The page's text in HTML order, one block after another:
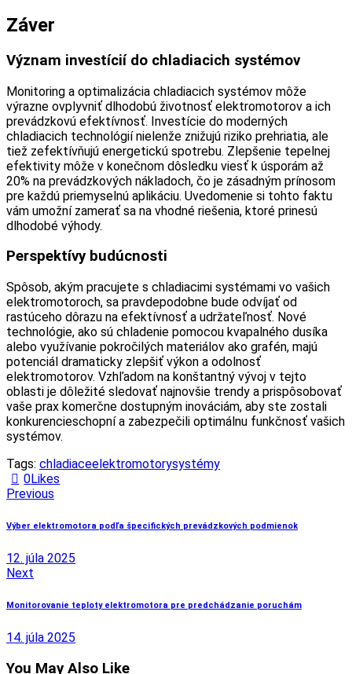
Záver
Význam investícií do chladiacich systémov
Monitoring a optimalizácia chladiacich systémov môže
výrazne ovplyvniť dlhodobú životnosť elektromotorov a ich
prevádzkovú efektívnosť. Investície do moderných
chladiacich technológií nielenže znižujú riziko prehriatia, ale
tiež zefektívňujú energetickú spotrebu. Zlepšenie tepelnej
efektivity môže v konečnom dôsledku viesť k úsporám až
20% na prevádzkových nákladoch, čo je zásadným prínosom
pre každú priemyselnú aplikáciu. Uvedomenie si tohto faktu
vám umožní zamerať sa na vhodné riešenia, ktoré prinesú
dlhodobé výhody.
Perspektívy budúcnosti
Spôsob, akým pracujete s chladiacimi systémami vo vašich
elektromotoroch, sa pravdepodobne bude odvíjať od
rastúceho dôrazu na efektívnosť a udržateľnosť. Nové
technológie, ako sú chladenie pomocou kvapalného dusíka
alebo využívanie pokročilých materiálov ako grafén, majú
potenciál dramaticky zlepšiť výkon a odolnosť
elektromotorov. Vzhľadom na konštantný vývoj v tejto
oblasti je dôležité sledovať najnovšie trendy a prispôsobovať
vaše prax komerčne dostupným inováciám, aby ste zostali
konkurencieschopní a zabezpečili optimálnu funkčnosť vašich
systémov.
Tags: chladiaceelektromotorysystémy
0Likes
Navigácia
v
Previous
Výber elektromotora podľa špecifických prevádzkových podmienok
12. júla 2025
Next
Monitorovanie teploty elektromotora pre predchádzanie poruchám
14. júla 2025
You May Also Like